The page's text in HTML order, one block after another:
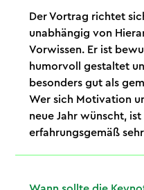
Der Vortrag richtet
unabhängig von
Vorwissen. Er ist
humorvoll gestaltet
besonders gut als
Wer sich Motivation
neue Jahr wünscht,
erfahrungsgemäß